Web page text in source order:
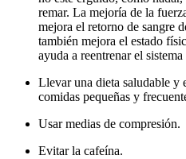
remar. La mejoría de la
mejora el retorno de sangre
también mejora el estado
ayuda a reentrenar el
Llevar una dieta saludable y
comidas pequeñas y
Usar medias de compresión.
Evitar la cafeína.